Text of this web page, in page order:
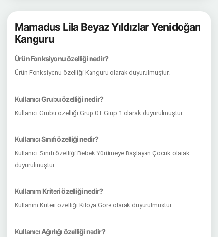
Mamadus Lila Beyaz Yıldızlar Yenidoğan
Kanguru
Ürün Fonksiyonu özelliği nedir?
Ürün Fonksiyonu özelliği Kanguru olarak duyurulmuştur.
Kullanıcı Grubu özelliği nedir?
Kullanıcı Grubu özelliği Grup 0+ Grup 1 olarak duyurulmuştur.
Kullanıcı Sınıfı özelliği nedir?
Kullanıcı Sınıfı özelliği Bebek Yürümeye Başlayan Çocuk olarak
duyurulmuştur.
Kullanım Kriteri özelliği nedir?
Kullanım Kriteri özelliği Kiloya Göre olarak duyurulmuştur.
Kullanıcı Ağırlığı özelliği nedir?